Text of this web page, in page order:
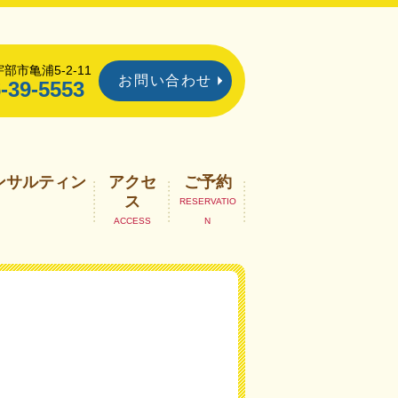
部市亀浦5-2-11
39-5553 お問い合わせ
サルティン
アクセ
ス
ご予約